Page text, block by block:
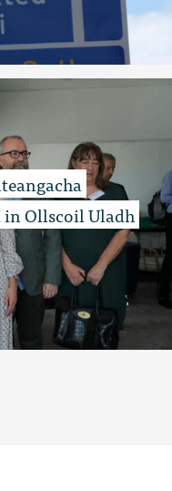
in Ollscoil Uladh